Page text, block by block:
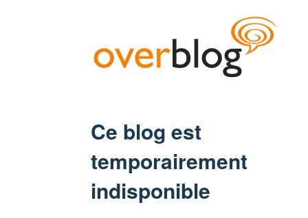
Ce blog est
temporairement
indisponible